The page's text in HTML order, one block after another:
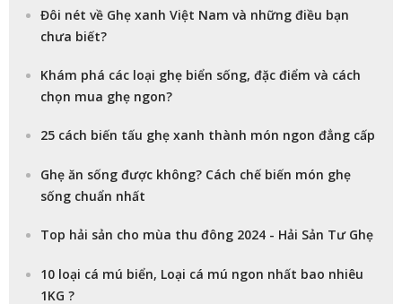
Đôi nét về Ghẹ xanh Việt Nam và những điều bạn
chưa biết?
Khám phá các loại ghẹ biển sống, đặc điểm và cách
chọn mua ghẹ ngon?
25 cách biến tấu ghẹ xanh thành món ngon đẳng cấp
Ghẹ ăn sống được không? Cách chế biến món ghẹ
sống chuẩn nhất
Top hải sản cho mùa thu đông 2024 - Hải Sản Tư Ghẹ
10 loại cá mú biển, Loại cá mú ngon nhất bao nhiêu
1KG ?